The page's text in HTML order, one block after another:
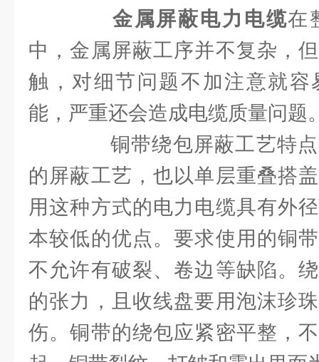
金属屏蔽电力电缆在
中，金属屏蔽工序并不复杂，
触，对细节问题不加注意就容
能，严重还会造成电缆质量问题
铜带绕包屏蔽工艺特点
的屏蔽工艺，也以单层重叠搭
用这种方式的电力电缆具有外
本较低的优点。要求使用的铜
不允许有破裂、卷边等缺陷。
的张力，且收线盘要用泡沫珍
伤。铜带的绕包应紧密平整，